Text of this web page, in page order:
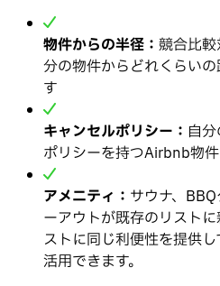
物件からの半径： 競合比
分の物件からどれくらい
す
キャンセルポリシー： 自
ポリシーを持つAirbnb物
アメニティ： サウナ、
ーアウトが既存のリスト
ストに同じ利便性を提供
活用できます。